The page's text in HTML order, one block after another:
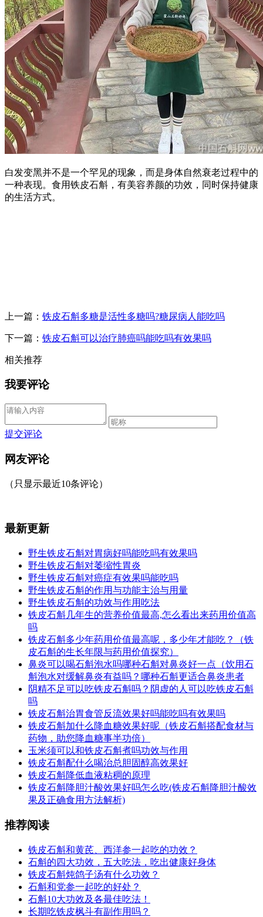
白发变黑并不是一个罕见的现象，而是身体自然衰老过程中的
一种表现。食用铁皮石斛，有美容养颜的功效，同时保持健康
的生活方式。
上一篇： 铁皮石斛多糖是活性多糖吗?糖尿病人能吃吗
下一篇： 铁皮石斛可以治疗肺癌吗能吃吗有效果吗
相关推荐
我要评论
提交评论
网友评论
（只显示最近10条评论）
最新更新
野生铁皮石斛对胃病好吗能吃吗有效果吗
野生铁皮石斛对萎缩性胃炎
野生铁皮石斛对癌症有效果吗能吃吗
野生铁皮石斛的作用与功能主治与用量
野生铁皮石斛的功效与作用吃法
铁皮石斛几年生的营养价值最高,怎么看出来药用价值高
吗
铁皮石斛多少年药用价值最高呢，多少年才能吃？（铁
皮石斛的生长年限与药用价值探究）
鼻炎可以喝石斛泡水吗哪种石斛对鼻炎好一点（饮用石
斛泡水对缓解鼻炎有益吗？哪种石斛更适合鼻炎患者
阴精不足可以吃铁皮石斛吗？阴虚的人可以吃铁皮石斛
吗
铁皮石斛治胃食管反流效果好吗能吃吗有效果吗
铁皮石斛加什么降血糖效果好呢（铁皮石斛搭配食材与
药物，助您降血糖事半功倍）
玉米须可以和铁皮石斛煮吗功效与作用
铁皮石斛配什么喝治总胆固醇高效果好
铁皮石斛降低血液粘稠的原理
铁皮石斛降胆汁酸效果好吗怎么吃(铁皮石斛降胆汁酸效
果及正确食用方法解析)
推荐阅读
铁皮石斛和黄芪、西洋参一起吃的功效？
石斛的四大功效，五大吃法，吃出健康好身体
铁皮石斛炖鸽子汤有什么功效？
石斛和党参一起吃的好处？
石斛10大功效及各最佳吃法！
长期吃铁皮枫斗有副作用吗？